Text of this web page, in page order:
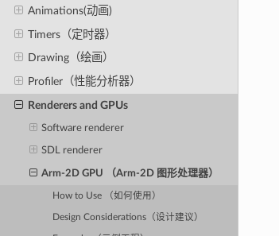
Animations(动画)
Timers（定时器）
Drawing（绘画）
Profiler（性能分析器）
Renderers and GPUs
Software renderer
SDL renderer
Arm-2D GPU （Arm-2D 图形处理器）
How to Use （如何使用）
Design Considerations（设计建议）